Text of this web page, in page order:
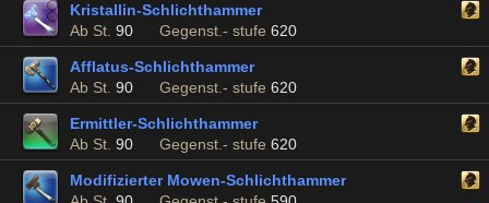
Kristallin-Schlichthammer
Ab St. 90 Gegenst.- stufe 620
Afflatus-Schlichthammer
Ab St. 90 Gegenst.- stufe 620
Ermittler-Schlichthammer
Ab St. 90 Gegenst.- stufe 620
Modifizierter Mowen-Schlichthammer